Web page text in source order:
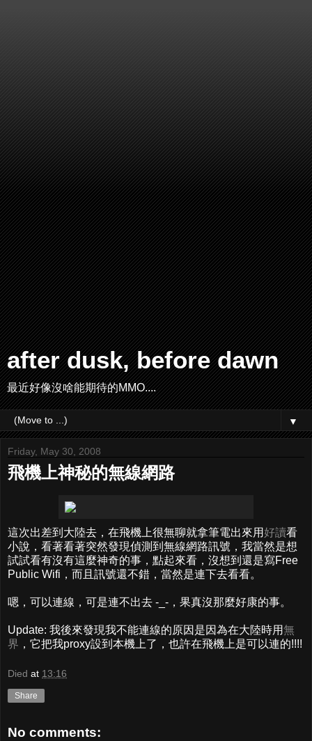
after dusk, before dawn
最近好像沒啥能期待的MMO....
▼
Friday, May 30, 2008
飛機上神秘的無線網路
這次出差到大陸去，在飛機上很無聊就拿筆電出來用好讀看
小說，看著看著突然發現偵測到無線網路訊號，我當然是想
試試看有沒有這麼神奇的事，點起來看，沒想到還是寫Free
Public Wifi，而且訊號還不錯，當然是連下去看看。
嗯，可以連線，可是連不出去 -_-，果真沒那麼好康的事。
Update: 我後來發現我不能連線的原因是因為在大陸時用無
界 ，它把我proxy設到本機上了，也許在飛機上是可以連的!!!!
Died at 13:16
Share
No comments: